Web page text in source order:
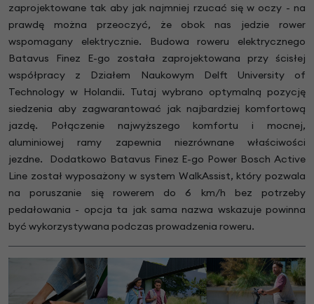
zaprojektowane tak aby jak najmniej rzucać się w oczy - na
prawdę można przeoczyć, że obok nas jedzie rower
wspomagany elektrycznie. Budowa roweru elektrycznego
Batavus Finez E-go została zaprojektowana przy ścisłej
współpracy z Działem Naukowym Delft University of
Technology w Holandii. Tutaj wybrano optymalną pozycję
siedzenia aby zagwarantować jak najbardziej komfortową
jazdę. Połączenie najwyższego komfortu i mocnej,
aluminiowej ramy zapewnia niezrównane właściwości
jezdne. Dodatkowo Batavus Finez E-go Power Bosch Active
Line został wyposażony w system WalkAssist, który pozwala
na poruszanie się rowerem do 6 km/h bez potrzeby
pedałowania - opcja ta jak sama nazwa wskazuje powinna
być wykorzystywana podczas prowadzenia roweru.